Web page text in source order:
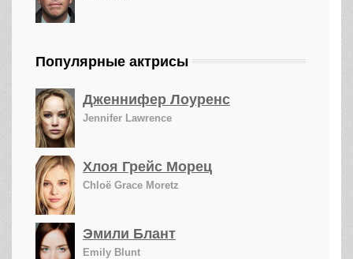
Популярные актрисы
Дженнифер Лоуренс
Jennifer Lawrence
Хлоя Грейс Морец
Chloë Grace Moretz
Эмили Блант
Emily Blunt